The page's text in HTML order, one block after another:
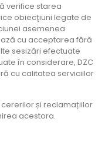
verifice starea
obiecţiuni legate de
asemenea
cu acceptarea fără
sesizări efectuate
în considerare, DZC
cu calitatea serviciilor
și reclamațiilor
acestora.